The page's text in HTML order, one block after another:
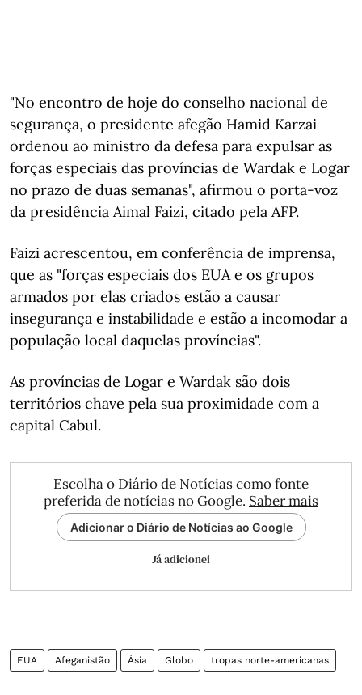
"No encontro de hoje do conselho nacional de
segurança, o presidente afegão Hamid Karzai
ordenou ao ministro da defesa para expulsar as
forças especiais das províncias de Wardak e Logar
no prazo de duas semanas", afirmou o porta-voz
da presidência Aimal Faizi, citado pela AFP.
Faizi acrescentou, em conferência de imprensa,
que as "forças especiais dos EUA e os grupos
armados por elas criados estão a causar
insegurança e instabilidade e estão a incomodar a
população local daquelas províncias".
As províncias de Logar e Wardak são dois
territórios chave pela sua proximidade com a
capital Cabul.
Escolha o Diário de Notícias como fonte
preferida de notícias no Google. Saber mais
Adicionar o Diário de Notícias ao Google
Já adicionei
EUA Afeganistão Ásia Globo tropas norte-americanas